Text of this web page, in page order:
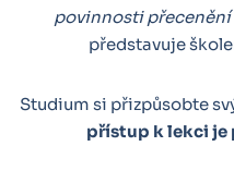
povinnosti přecenění
představuje
Studium si přizpůsobte
přístup k lekci je